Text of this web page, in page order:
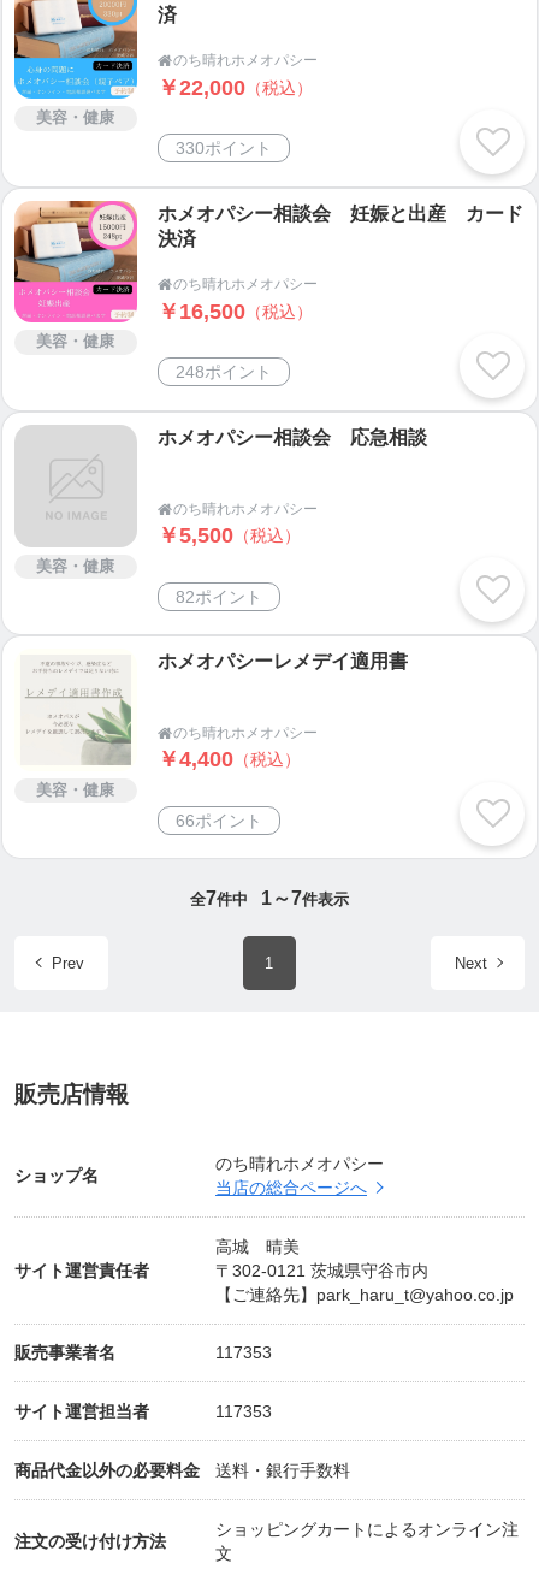
次第に自信のない自分にもう一人の自分が声をかけ
始めます
「ホメオパシーなんてマイナーなものを資格をとっ
ても仕事になるわけない」 →すでに仕事にしてい
「私にできるはずない」→やってもないのにわかる
の？
「どうせ途中で飽きるか失敗する」→その時に考え
てもよいのでは？
「小さい子供がいるのにどうやって勉強するのか？
通学するのか？」→やれる方法を考えてみては？
「卒業した時は４０歳だし・・何か始めるには遅
い」→40歳になったときに何をしている？
その時に
「私は言い訳ばかり探してる」ことにハッと気づか
「今後自分に言い訳しない」ことを決めました。
自分に誓いを立てた感じです。
それ以降、もちろん悩んだり、自信不足から言い訳
して逃げようとしたりすることもあるのですが、
最後には「言い訳しない」と向き合うようにしてい
そんなことを繰り返すことで、葛藤の時間は短くな
決するようになりました
に気付きました。
当の自分を見つけることで周りとの関係も良くなり
ました
今では信頼できる家族や友人に囲まれ、ホメオパシ
ーを使ってクライアントが喜ぶ姿を見られること
に、とても満足しています。
放することで楽に生きることができます。
アトピーやアレルギーも、他の症状やトラブルも信
だから、症状だけを治しても再発することがあるん
美容・健康
済
のち晴れホメオパシー
￥22,000 （税込）
330ポイント
美容・健康
ホメオパシー相談会 妊娠と出産 カード
決済
のち晴れホメオパシー
￥16,500 （税込）
248ポイント
美容・健康
ホメオパシー相談会 応急相談
のち晴れホメオパシー
￥5,500 （税込）
82ポイント
美容・健康
ホメオパシーレメデイ適用書
のち晴れホメオパシー
￥4,400 （税込）
66ポイント
全7件中 1～7件表示
Prev 1 Next
販売店情報
ショップ名
のち晴れホメオパシー
当店の総合ページへ
サイト運営責任者
高城 晴美
〒302-0121 茨城県守谷市内
【ご連絡先】 park_haru_t@yahoo.co.jp
販売事業者名 117353
サイト運営担当者 117353
商品代金以外の必要料金 送料・銀行手数料
注文の受け付け方法
ショッピングカートによるオンライン注
文